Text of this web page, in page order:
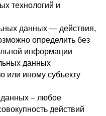
технологий и
данных — действия,
определить без
информации
данных
или иному субъекту
– любое
действий